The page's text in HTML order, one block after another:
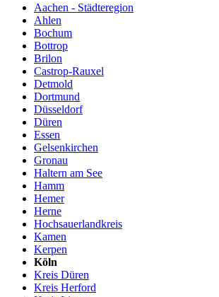
Aachen - Städteregion
Ahlen
Bochum
Bottrop
Brilon
Castrop-Rauxel
Detmold
Dortmund
Düsseldorf
Düren
Essen
Gelsenkirchen
Gronau
Haltern am See
Hamm
Hemer
Herne
Hochsauerlandkreis
Kamen
Kerpen
Köln
Kreis Düren
Kreis Herford